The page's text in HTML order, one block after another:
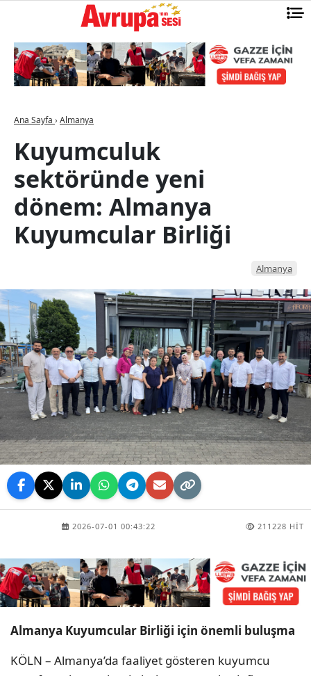
Ana Sayfa › Almanya
Kuyumculuk
sektöründe yeni
dönem: Almanya
Kuyumcular Birliği
Almanya
2026-07-01 00:43:22 211228 HIT
Almanya Kuyumcular Birliği için önemli buluşma
KÖLN – Almanya’da faaliyet gösteren kuyumcu